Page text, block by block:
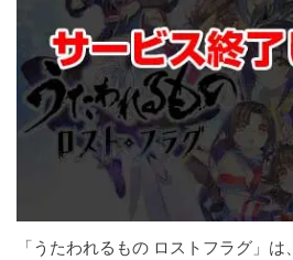
「うたわれるもの ロストフラグ」は、